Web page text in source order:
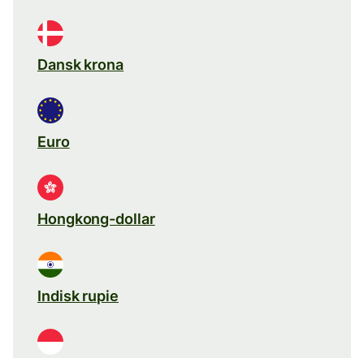
Dansk krona
Euro
Hongkong-dollar
Indisk rupie